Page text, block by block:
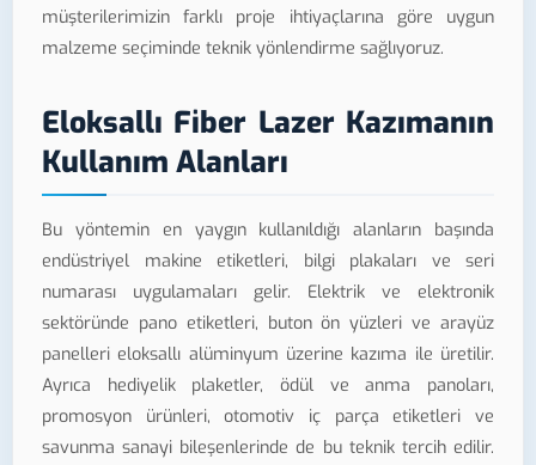
müşterilerimizin farklı proje ihtiyaçlarına göre uygun
malzeme seçiminde teknik yönlendirme sağlıyoruz.
Eloksallı Fiber Lazer Kazımanın
Kullanım Alanları
Bu yöntemin en yaygın kullanıldığı alanların başında
endüstriyel makine etiketleri, bilgi plakaları ve seri
numarası uygulamaları gelir. Elektrik ve elektronik
sektöründe pano etiketleri, buton ön yüzleri ve arayüz
panelleri eloksallı alüminyum üzerine kazıma ile üretilir.
Ayrıca hediyelik plaketler, ödül ve anma panoları,
promosyon ürünleri, otomotiv iç parça etiketleri ve
savunma sanayi bileşenlerinde de bu teknik tercih edilir.